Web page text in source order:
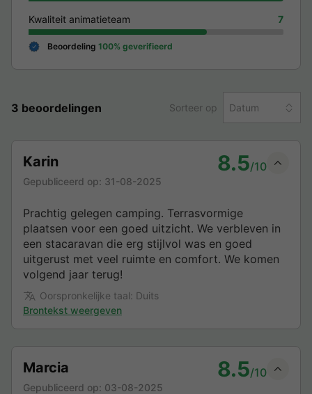
Kwaliteit animatieteam 7
Beoordeling 100% geverifieerd
3 beoordelingen Sorteer op Datum
Karin 8.5/10
Gepubliceerd op: 31-08-2025
Prachtig gelegen camping. Terrasvormige
plaatsen voor een goed uitzicht. We verbleven in
een stacaravan die erg stijlvol was en goed
uitgerust met veel ruimte en comfort. We komen
volgend jaar terug!
Oorspronkelijke taal: Duits
Brontekst weergeven
Marcia 8.5/10
Gepubliceerd op: 03-08-2025